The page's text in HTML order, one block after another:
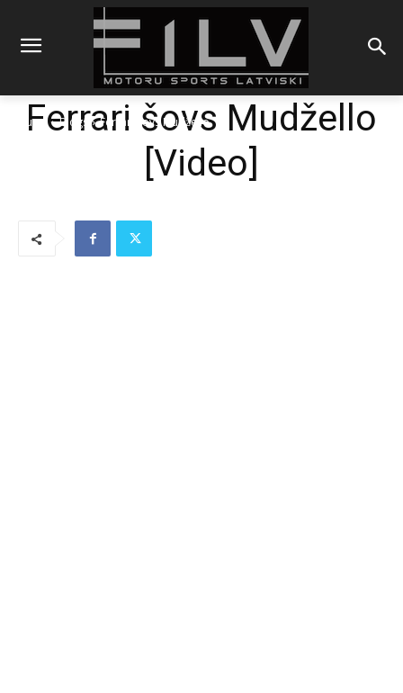
Sākums Blogs Ferrari šovs Mudžello
Ferrari šovs Mudžello
[Video]